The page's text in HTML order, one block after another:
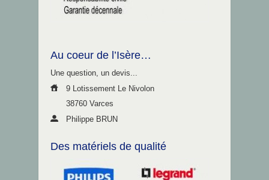
Au coeur de l’Isère…
Une question, un devis...
9 Lotissement Le Nivolon
38760 Varces
Philippe BRUN
Des matériels de qualité